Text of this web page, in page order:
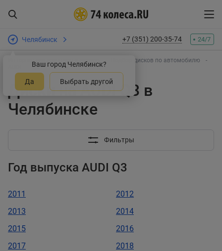
Челябинск
Ваш город Челябинск?
Да Выбрать другой
+7 (351) 200-35-74 24/7
Интернет-магазин шин и дисков
Подбор дисков по автомобилю
Q3
Диски на AUDI Q3 в
Челябинске
Фильтры
Год выпуска AUDI Q3
2011
2012
2013
2014
2015
2016
2017
2018